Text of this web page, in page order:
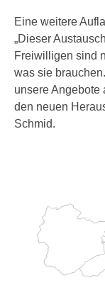
Eine weitere
„Dieser
Freiwilligen sind
was sie
unsere Angebote
den neuen
Schmid.